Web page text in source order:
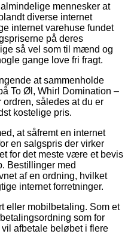
mennesker at
diverse internet
internet varehuse fundet
på deres
så vel som til mænd og
gange love fri fragt.
at sammenholde
To Øl, Whirl Domination –
således at du er
kostelige pris.
at såfremt en internet
en salgspris der virker
for det meste være et bevis
Bestillinger med
af en ordning, hvilket
internet forretninger.
eller mobilbetaling. Som et
som for
afbetale beløbet i flere